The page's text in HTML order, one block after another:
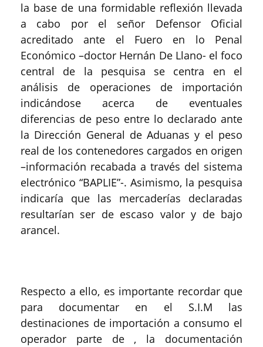
la base de una formidable reflexión llevada
a cabo por el señor Defensor Oficial
acreditado ante el Fuero en lo Penal
Económico –doctor Hernán De Llano- el foco
central de la pesquisa se centra en el
análisis de operaciones de importación
indicándose acerca de eventuales
diferencias de peso entre lo declarado ante
la Dirección General de Aduanas y el peso
real de los contenedores cargados en origen
–información recabada a través del sistema
electrónico “BAPLIE”-. Asimismo, la pesquisa
indicaría que las mercaderías declaradas
resultarían ser de escaso valor y de bajo
arancel.
Respecto a ello, es importante recordar que
para documentar en el S.I.M las
destinaciones de importación a consumo el
operador parte de , la documentación